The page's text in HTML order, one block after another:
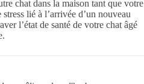
chat dans la maison tant que votre
lié à l’arrivée d’un nouveau
l’état de santé de votre chat âgé